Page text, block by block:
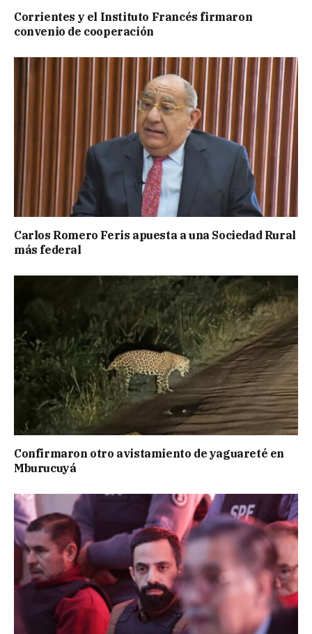
Corrientes y el Instituto Francés firmaron
convenio de cooperación
Carlos Romero Feris apuesta a una Sociedad Rural
más federal
Confirmaron otro avistamiento de yaguareté en
Mburucuyá